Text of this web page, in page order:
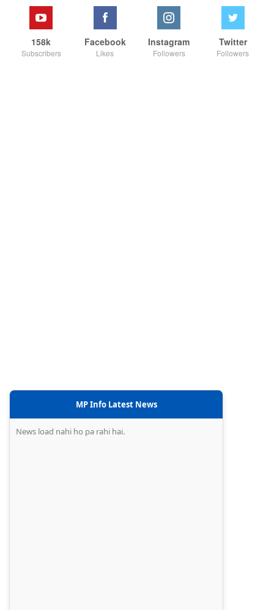
158k
Subscribers
Facebook
Likes
Instagram
Followers
Twitter
Followers
MP Info Latest News
News load nahi ho pa rahi hai.